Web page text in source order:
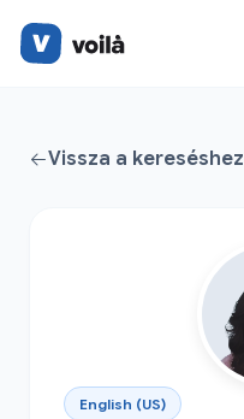
Vissza a kereséshez
English (US)